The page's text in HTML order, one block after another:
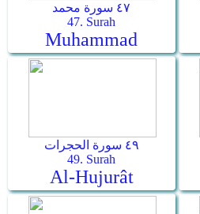
٤٧ سورة محمد
47. Surah
Muhammad
٤٩ سورة الحجرات
49. Surah
Al-Hujurât